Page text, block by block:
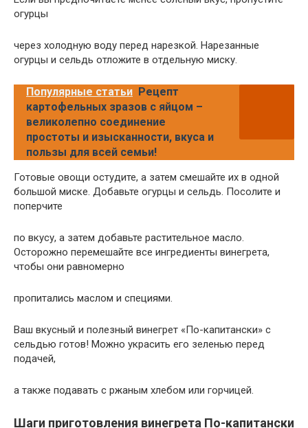
огурцы
через холодную воду перед нарезкой. Нарезанные
огурцы и сельдь отложите в отдельную миску.
Популярные статьи Рецепт
картофельных зразов с яйцом –
великолепно соединение
простоты и изысканности, вкуса и
пользы для всей семьи!
Готовые овощи остудите, а затем смешайте их в одной
большой миске. Добавьте огурцы и сельдь. Посолите и
поперчите
по вкусу, а затем добавьте растительное масло.
Осторожно перемешайте все ингредиенты винегрета,
чтобы они равномерно
пропитались маслом и специями.
Ваш вкусный и полезный винегрет «По-капитански» с
сельдью готов! Можно украсить его зеленью перед
подачей,
а также подавать с ржаным хлебом или горчицей.
Шаги приготовления винегрета По-капитански